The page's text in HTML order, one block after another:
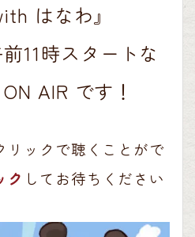
はなわ』
11時スタートな
AIR です！
ックで聴くことがで
ク してお待ちください